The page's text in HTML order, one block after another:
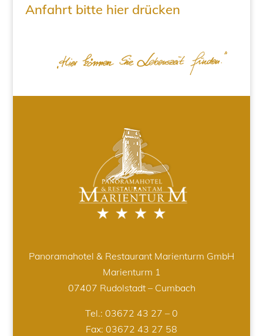
Anfahrt bitte hier drücken
Panoramahotel & Restaurant Marienturm GmbH
Marienturm 1
07407 Rudolstadt – Cumbach
Tel.: 03672 43 27 – 0
Fax: 03672 43 27 58